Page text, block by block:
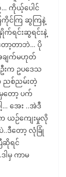
ကိုယ့်ပေါင်
ကိုင်ကြ ဆွကြနဲ့
ရင်းဆွရင်းနဲ့
ာ့တာဘဲ… ပို
အချက်မဟုတ်
ဦးက ဥပဒေသ
ညစ်ညမ်းတဲ့
ော့ ပက်
အေး ..အဲဒီ
ယဉ်ကျေးမှုလို
ဒီတော့ လုံခြုံ
ဆိုရင်
မှ ကာမ